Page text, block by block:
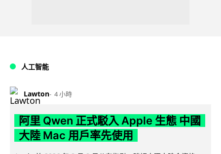
人工智能
Lawton 4 小時
阿里 Qwen 正式駁入 Apple 生態 中國
大陸 Mac 用戶率先使用